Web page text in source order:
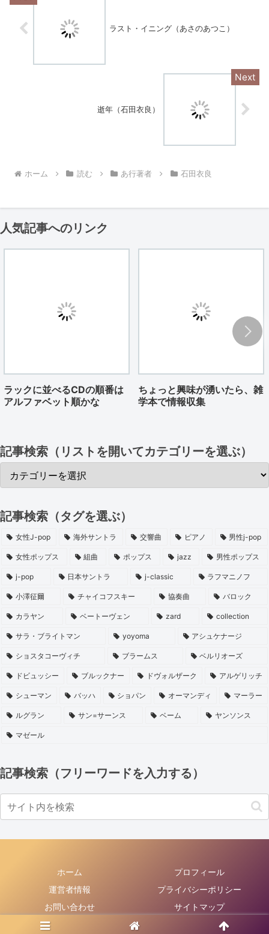
ラスト・イニング（あさのあつこ）
逝年（石田衣良）
ホーム 読む あ行著者 石田衣良
人気記事へのリンク
ラックに並べるCDの順番は
アルファベット順かな
ちょっと興味が湧いたら、雑
学本で情報収集
記事検索（リストを開いてカテゴリーを選ぶ）
記事検索（タグを選ぶ）
女性J-pop 海外サントラ 交響曲 ピアノ 男性j-pop
女性ポップス 組曲 ポップス jazz 男性ポップス
j-pop 日本サントラ j-classic ラフマニノフ
小澤征爾 チャイコフスキー 協奏曲 バロック
カラヤン ベートーヴェン zard collection
サラ・ブライトマン yoyoma アシュケナージ
ショスタコーヴィチ ブラームス ベルリオーズ
ドビュッシー ブルックナー ドヴォルザーク アルゲリッチ
シューマン バッハ ショパン オーマンディ マーラー
ルグラン サン=サーンス ベーム ヤンソンス
マゼール
記事検索（フリーワードを入力する）
ホーム
プロフィール
運営者情報
プライバシーポリシー
お問い合わせ
サイトマップ
© 2016 new-読みました!聴きました!.